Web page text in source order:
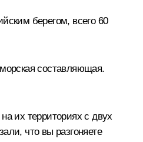
берегом, всего 60
составляющая.
их территориях с двух
что вы разгоняете